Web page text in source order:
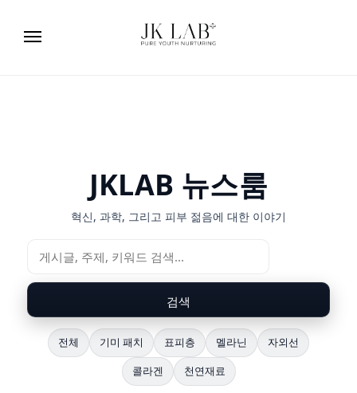
JKLAB 뉴스룸
혁신, 과학, 그리고 피부 젊음에 대한 이야기
검색
전체 기미 패치 표피층 멜라닌 자외선
콜라겐 천연재료